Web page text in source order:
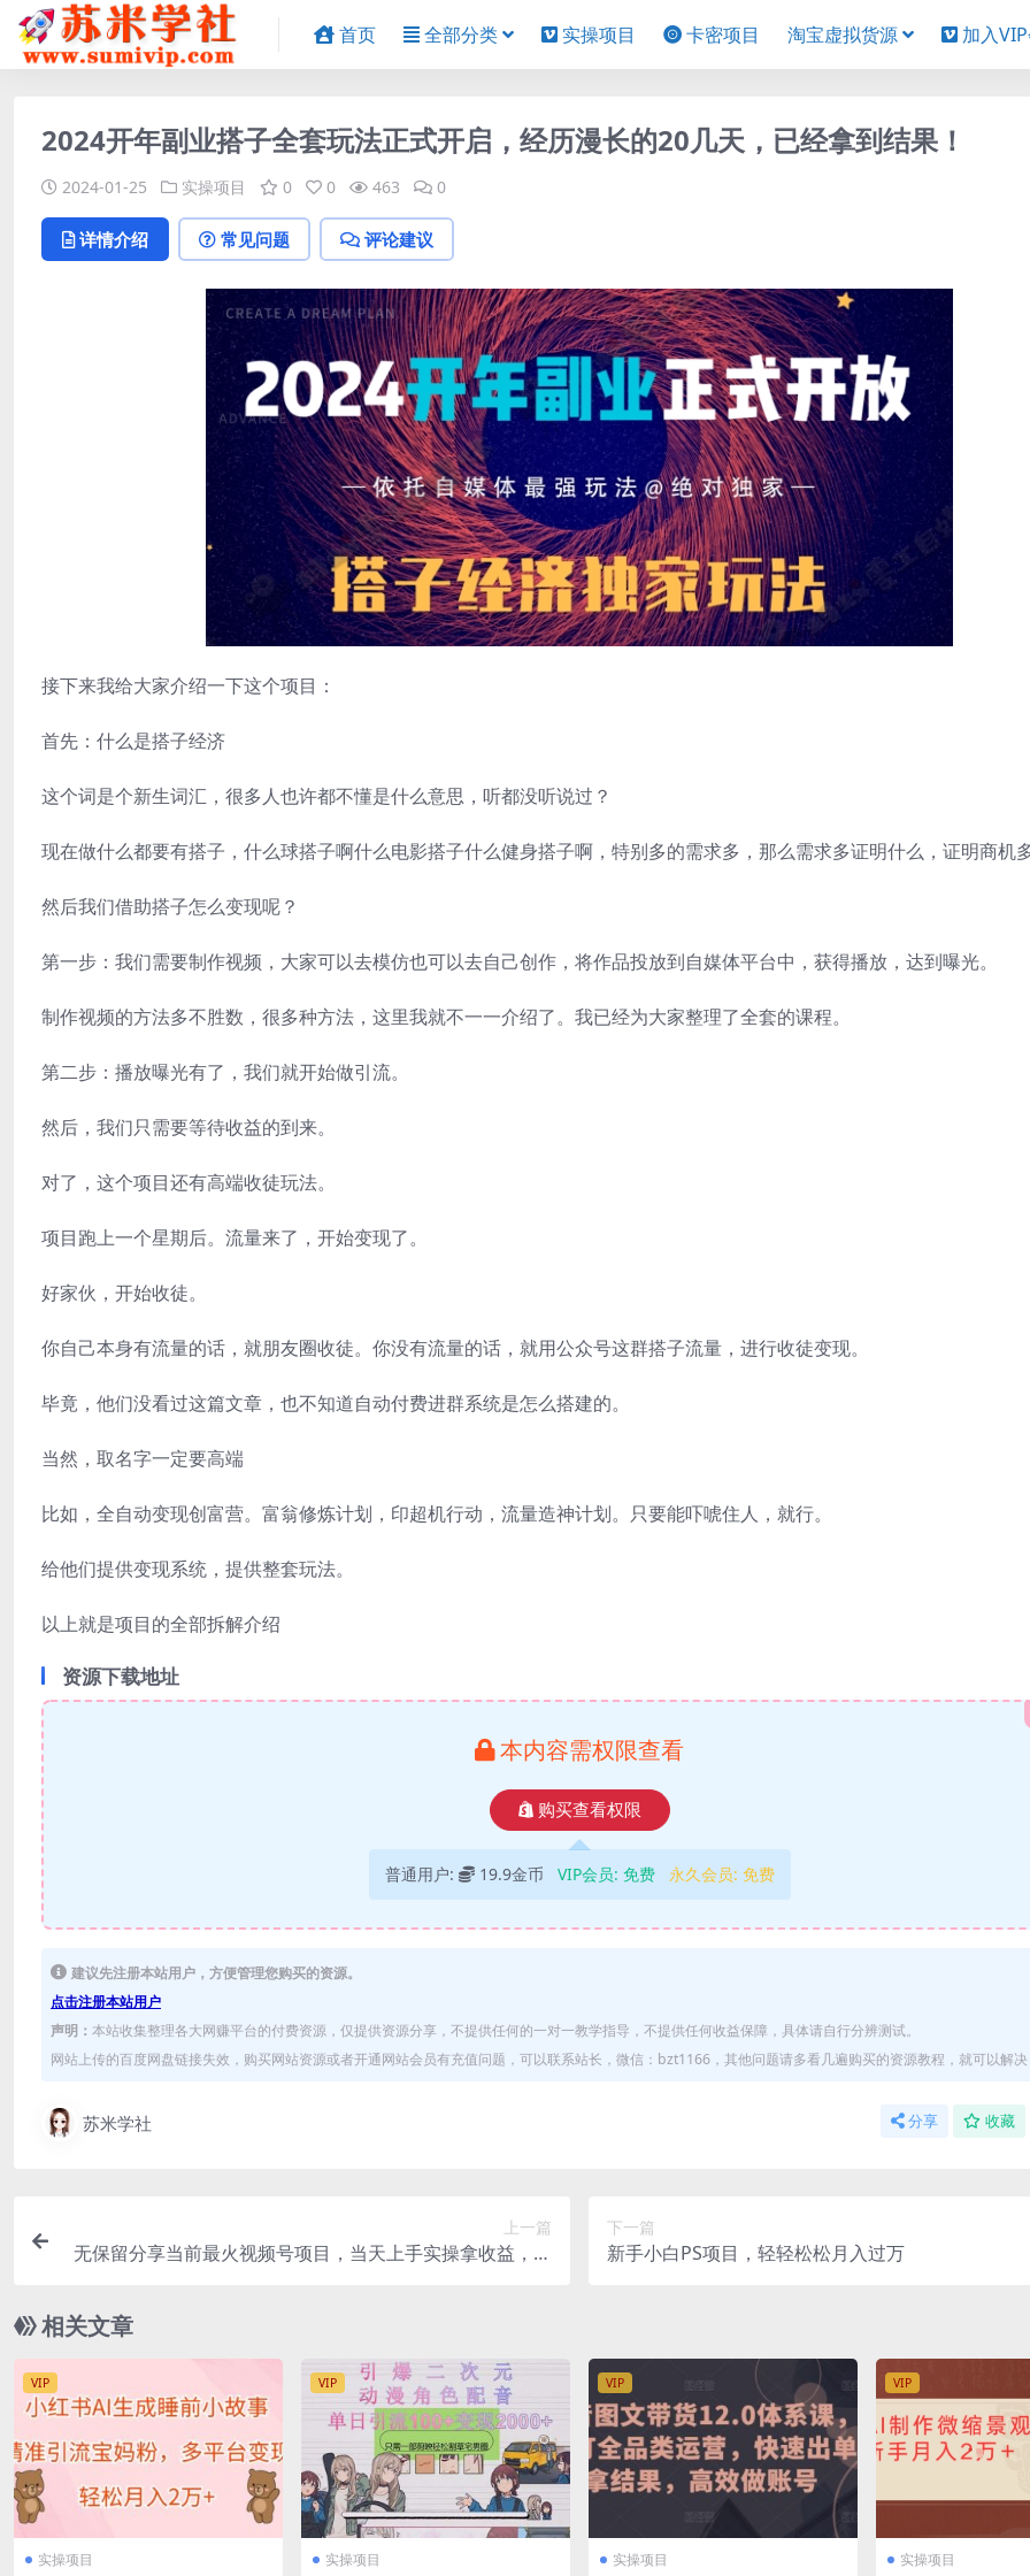
首页 全部分类 实操项目 卡密项目 淘宝虚拟货源 加入
2024开年副业搭子全套玩法正式开启，经历漫长的20几天，已经拿到结果！
2024-01-25 实操项目 0 0 463 0
详情介绍 常见问题 评论建议
接下来我给大家介绍一下这个项目：
首先：什么是搭子经济
这个词是个新生词汇，很多人也许都不懂是什么意思，听都没听说过？
现在做什么都要有搭子，什么球搭子啊什么电影搭子什么健身搭子啊，特别多的需求多，那么需求多证明什么，证明商机多
然后我们借助搭子怎么变现呢？
第一步：我们需要制作视频，大家可以去模仿也可以去自己创作，将作品投放到自媒体平台中，获得播放，达到曝光。
制作视频的方法多不胜数，很多种方法，这里我就不一一介绍了。我已经为大家整理了全套的课程。
第二步：播放曝光有了，我们就开始做引流。
然后，我们只需要等待收益的到来。
对了，这个项目还有高端收徒玩法。
项目跑上一个星期后。流量来了，开始变现了。
好家伙，开始收徒。
你自己本身有流量的话，就朋友圈收徒。你没有流量的话，就用公众号这群搭子流量，进行收徒变现。
毕竟，他们没看过这篇文章，也不知道自动付费进群系统是怎么搭建的。
当然，取名字一定要高端
比如，全自动变现创富营。富翁修炼计划，印超机行动，流量造神计划。只要能吓唬住人，就行。
给他们提供变现系统，提供整套玩法。
以上就是项目的全部拆解介绍
资源下载地址
本内容需权限查看
购买查看权限
普通用户: 19.9金币 VIP会员: 免费 永久会员: 免费
建议先注册本站用户，方便管理您购买的资源。
点击注册本站用户
声明： 本站收集整理各大网赚平台的付费资源，仅提供资源分享，不提供任何的一对一教学指导，不提供任何收益保障，具体请自行分辨测试。
网站上传的百度网盘链接失效，购买网站资源或者开通网站会员有充值问题，可以联系站长，微信：bzt1166，其他问题请多看几遍购买的资源教程，就可以解决
苏米学社 分享 收藏
上一篇
无保留分享当前最火视频号项目，当天上手实操拿收益，你
下一篇
新手小白PS项目，轻轻松松月入过万
相关文章
VIP
实操项目
VIP
实操项目
VIP
实操项目
VIP
实操项目